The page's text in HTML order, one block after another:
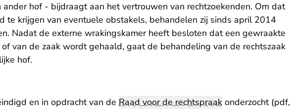
hof - bijdraagt aan het vertrouwen van rechtzoekenden. Om dat
te krijgen van eventuele obstakels, behandelen zij sinds april 2014
Nadat de externe wrakingskamer heeft besloten dat een gewraakte
van de zaak wordt gehaald, gaat de behandeling van de rechtszaak
hof.
en in opdracht van de Raad voor de rechtspraak onderzocht (pdf,